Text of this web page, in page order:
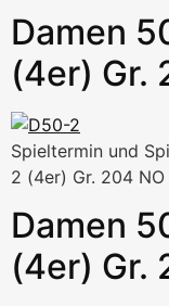
Damen
(4er) Gr.
Spieltermin und
2 (4er) Gr. 204 NO
Damen
(4er) Gr.